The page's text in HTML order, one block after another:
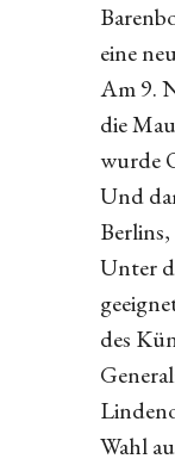
eine
Am 9.
die
wurde
Und
Unter
des
Wahl